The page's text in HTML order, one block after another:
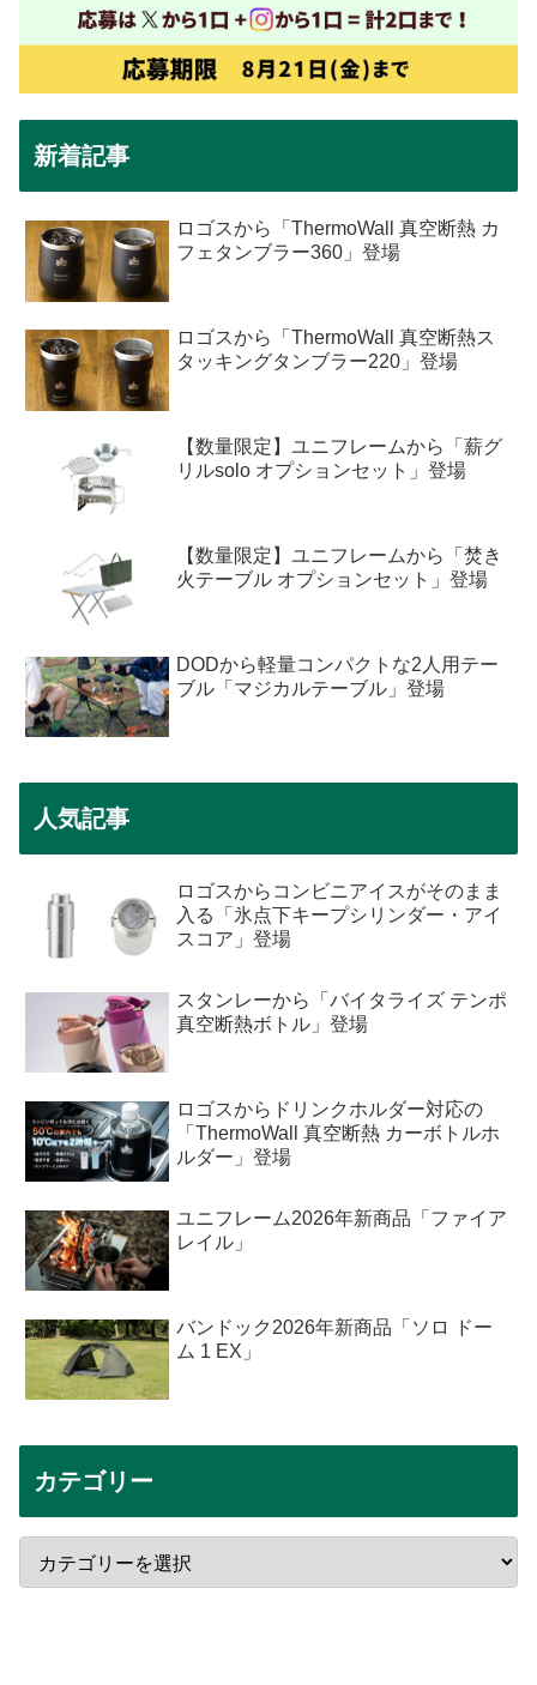
新着記事
ロゴスから「ThermoWall 真空断熱 カ
フェタンブラー360」登場
ロゴスから「ThermoWall 真空断熱ス
タッキングタンブラー220」登場
【数量限定】ユニフレームから「薪グ
リルsolo オプションセット」登場
【数量限定】ユニフレームから「焚き
火テーブル オプションセット」登場
DODから軽量コンパクトな2人用テー
ブル「マジカルテーブル」登場
人気記事
ロゴスからコンビニアイスがそのまま
入る「氷点下キープシリンダー・アイ
スコア」登場
スタンレーから「バイタライズ テンポ
真空断熱ボトル」登場
ロゴスからドリンクホルダー対応の
「ThermoWall 真空断熱 カーボトルホ
ルダー」登場
ユニフレーム2026年新商品「ファイア
レイル」
バンドック2026年新商品「ソロ ドー
ム 1 EX」
カテゴリー